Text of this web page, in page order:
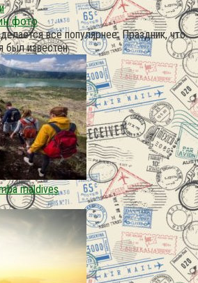
фото
всё популярнее. Праздник, что
был известен
maldives